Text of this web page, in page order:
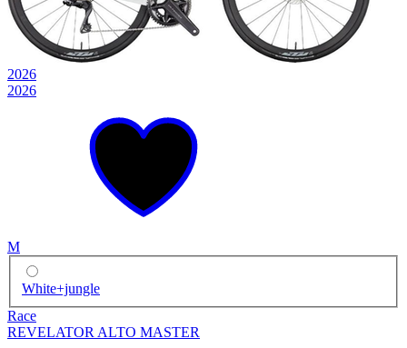
2026
2026
M
White+jungle
Race
REVELATOR ALTO MASTER